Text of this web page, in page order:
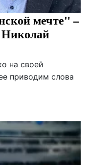
мечте" –
на своей
приводим слова